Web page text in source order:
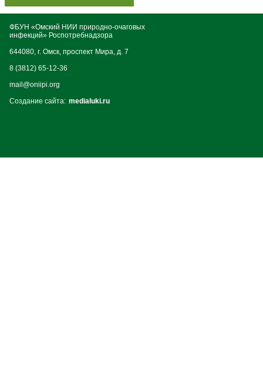
ФБУН «Омский НИИ природно-очаговых
инфекций» Роспотребнадзора
644080, г. Омск, проспект Мира, д. 7
8 (3812) 65-12-36
mail@oniipi.org
Создание сайта: medialuki.ru